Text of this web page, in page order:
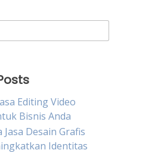
Editing Video
Bisnis Anda
Desain Grafis
Identitas